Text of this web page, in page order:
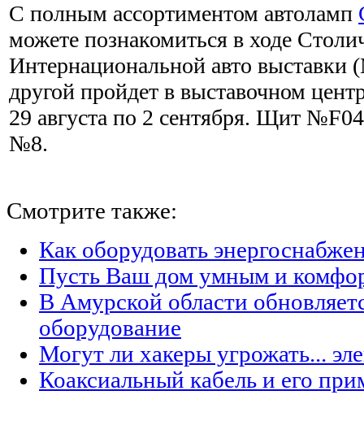
С полным ассортиментом автоламп
можете познакомиться в ходе
Интернациональной авто выставки
другой пройдет в выставочном
29 августа по 2 сентября. Щит
№8.
Смотрите также:
Как оборудовать
Пусть Ваш дом умным и
В Амурской области
оборудование
Могут ли хакеры угрожать...
Коаксиальный кабель и его